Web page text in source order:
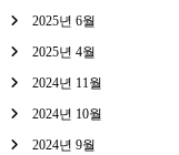
2025년 6월
2025년 4월
2024년 11월
2024년 10월
2024년 9월